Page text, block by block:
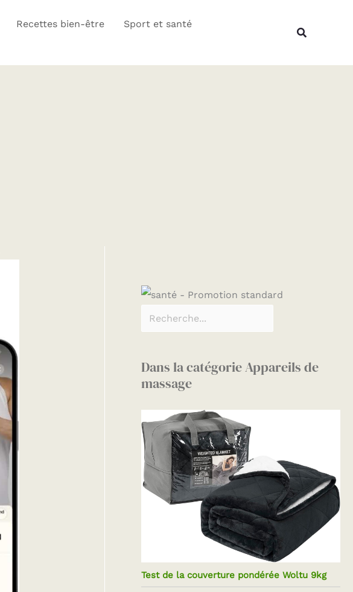
Recettes bien-être
Sport et santé
Dans la catégorie Appareils de
massage
Test de la couverture pondérée Woltu 9kg